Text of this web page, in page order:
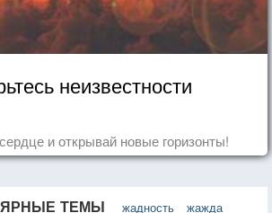
неизвестности
и открывай новые горизонты!
ТЕМЫ жадность
жажда